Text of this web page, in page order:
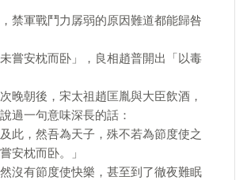
禁軍戰鬥力孱弱的原因難道都能歸咎
嘗安枕而卧」，良相趙普開出「以毒
晚朝後，宋太祖趙匡胤與大臣飲酒，
過一句意味深長的話：
及此，然吾為天子，殊不若為節度使之
安枕而卧。」
沒有節度使快樂，甚至到了徹夜難眠